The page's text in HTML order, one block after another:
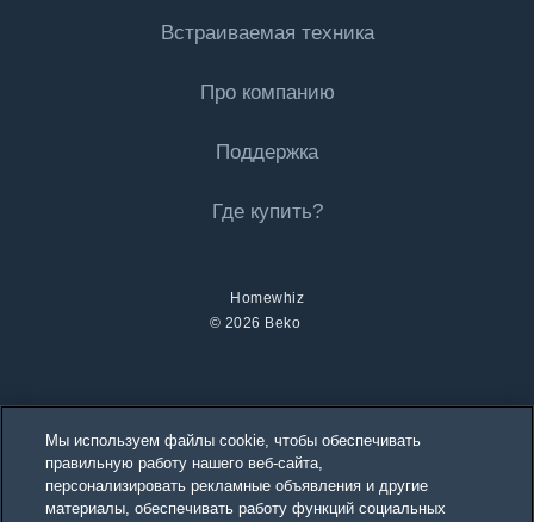
Морозильные камеры
Холодильники с морозильной камерой
Встраиваемые варочные поверхности
Посудомоечные машины
Стиральные машины
Стиральные машины
Сушильные машины
Сушильные машины
Встраиваемая техника
Холодильная техника
Встраиваемые холодильники с морозильной камерой
Техника для приготовления пищи
Посудомоечная техника
Встраиваемые посудомоечные машины
Про компанию
partnerships
Поддержка
Где купить?
© 2026 Beko
Homewhiz
Мы используем файлы cookie, чтобы обеспечивать
правильную работу нашего веб-сайта,
персонализировать рекламные объявления и другие
материалы, обеспечивать работу функций социальных